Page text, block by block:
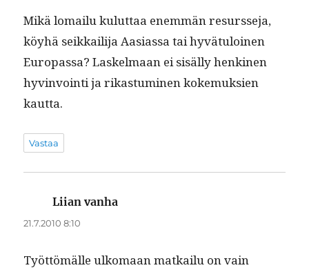
Mikä lomailu kulut­taa enem­män resursse­ja,
köy­hä seikkail­i­ja Aasi­as­sa tai hyvä­tu­loinen
Europas­sa? Laskel­maan ei sisäl­ly henk­i­nen
hyv­in­voin­ti ja rikas­tu­mi­nen koke­muk­sien
kautta.
Vastaa
Liian vanha
21.7.2010 8:10
Työt­tömälle ulko­maan matkailu on vain